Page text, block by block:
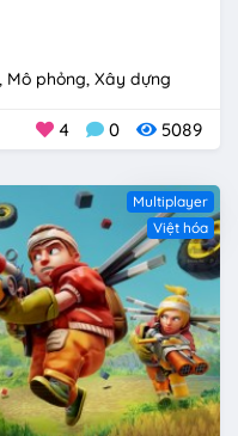
Mô phỏng Xây dựng
4 0 5089
Multiplayer
Việt hóa